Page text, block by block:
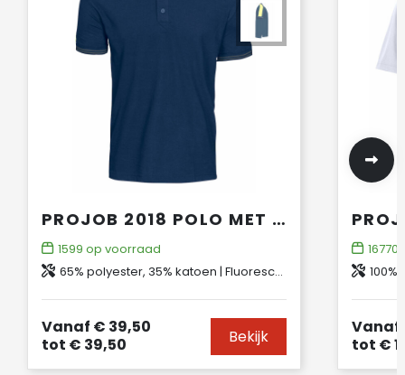
PROJOB 2018 POLO MET FLUO INZETSTUKKEN
1599 op voorraad
65% polyester, 35% katoen | Fluorescerend materiaal: 100% polyester, 200 g/m²
Vanaf € 39,50
tot € 39,50 Bekijk
16770
100%
Vanaf
tot €